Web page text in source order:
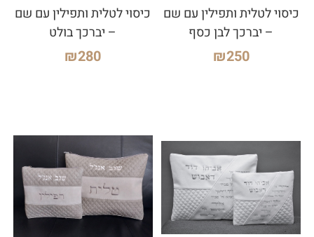
כיסוי לטלית ותפילין עם שם
– יברכך לבן כסף
₪250
כיסוי לטלית ותפילין עם שם
– יברכך בולט
₪280